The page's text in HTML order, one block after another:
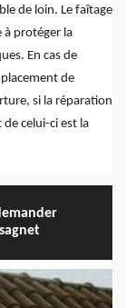
de loin. Le faîtage
à protéger la
En cas de
de
si la réparation
celui-ci est la